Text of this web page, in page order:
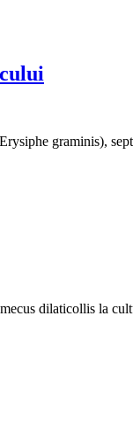
graminis),
dilaticollis la